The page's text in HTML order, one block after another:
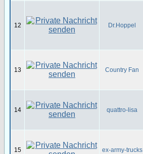
12 Dr.Hoppel
13 Country Fan
14 quattro-lisa
15 ex-army-trucks